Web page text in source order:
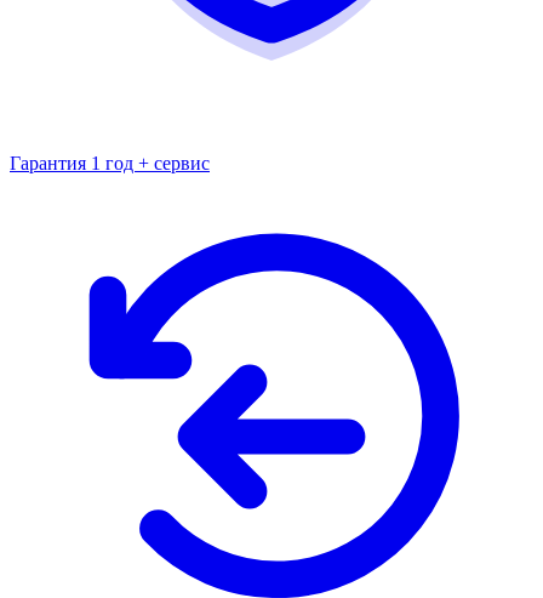
Гарантия 1 год + сервис